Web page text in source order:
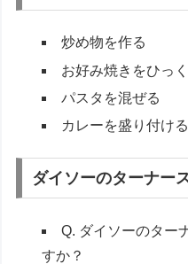
炒め物を作る
お好み焼きをひっ
パスタを混ぜる
カレーを盛り付ける
ダイソーのターナー
Q. ダイソーのター
すか？